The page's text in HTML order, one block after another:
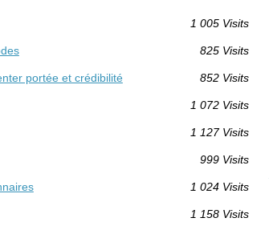
1 005 Visits
825 Visits
portée et crédibilité 852 Visits
1 072 Visits
1 127 Visits
999 Visits
1 024 Visits
1 158 Visits